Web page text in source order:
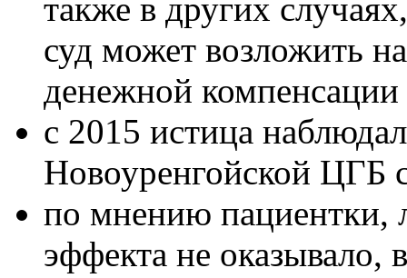
также в других
суд может возложить
денежной компенсации
с 2015 истица
Новоуренгойской ЦГБ
по мнению пациентки,
эффекта не оказывало,